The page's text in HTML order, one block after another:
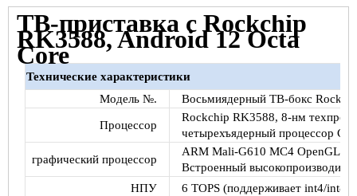
ТВ-приставка с Rockchip
RK3588, Android 12 Octa
Core
Технические характеристики
Модель №.
Восьмиядерный ТВ-бокс
Процессор
Rockchip RK3588, 8-нм
четырехъядерный процессор
графический процессор
ARM Mali-G610 MC4 OpenGL
Встроенный
НПУ
6 TOPS (поддерживает int4/int8/